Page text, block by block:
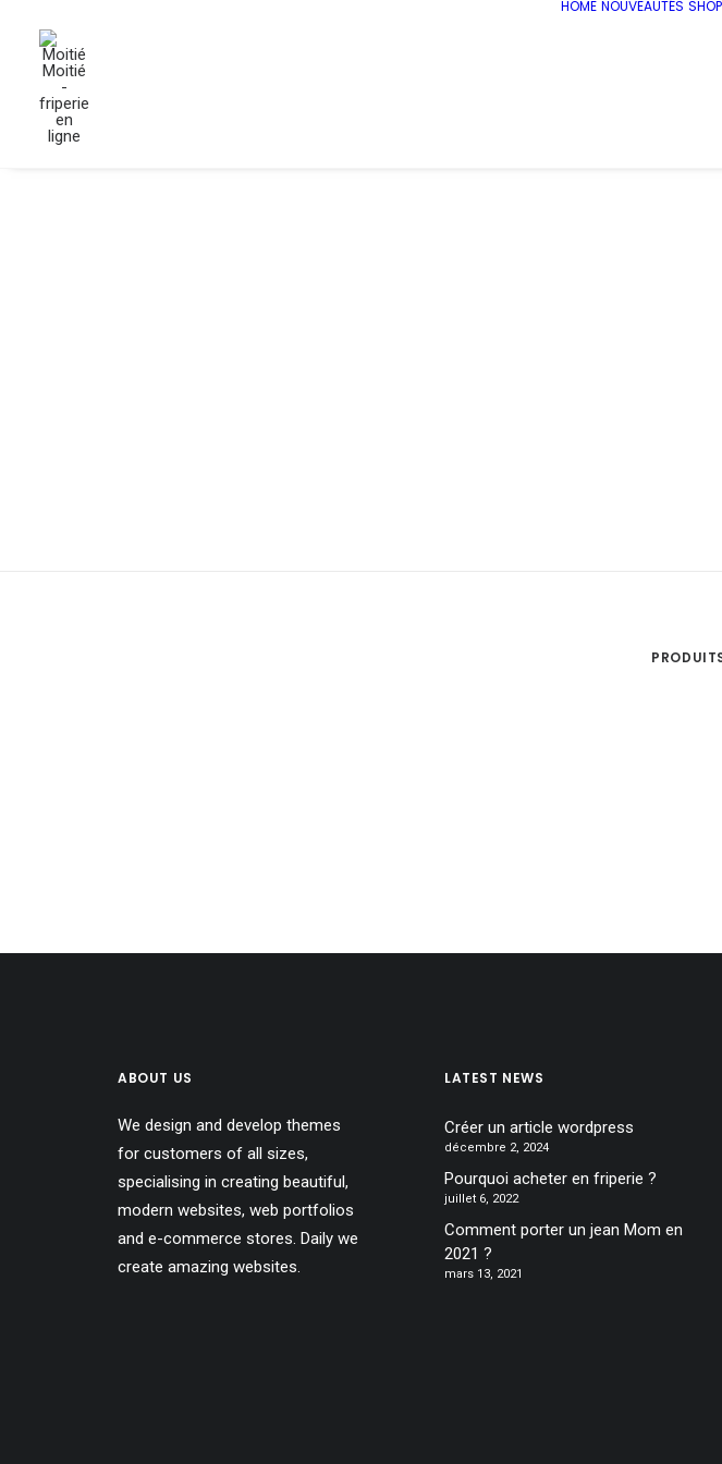
HOME NOUVEAUTÉS SHOP
ABOUT US
We design and develop themes
for customers of all sizes,
specialising in creating beautiful,
modern websites, web portfolios
and e-commerce stores. Daily we
create amazing websites.
LATEST NEWS
Créer un article wordpress
décembre 2, 2024
Pourquoi acheter en friperie ?
juillet 6, 2022
Comment porter un jean Mom en
2021 ?
mars 13, 2021